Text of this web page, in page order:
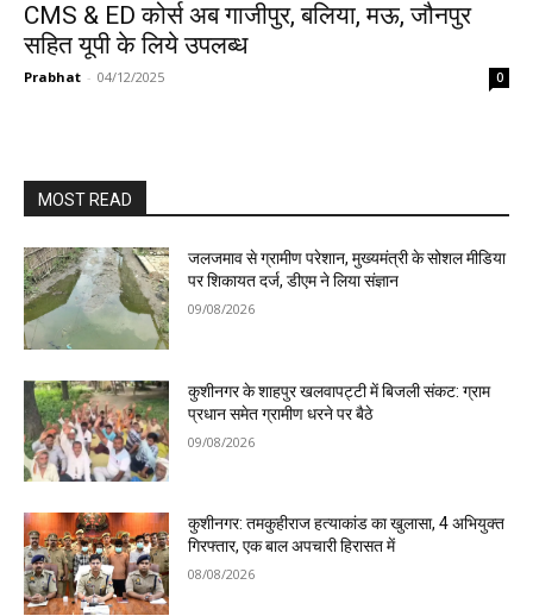
CMS & ED कोर्स अब गाजीपुर, बलिया, मऊ, जौनपुर
सहित यूपी के लिये उपलब्ध
Prabhat - 04/12/2025 0
MOST READ
जलजमाव से ग्रामीण परेशान, मुख्यमंत्री के सोशल मीडिया
पर शिकायत दर्ज, डीएम ने लिया संज्ञान
09/08/2026
कुशीनगर के शाहपुर खलवापट्टी में बिजली संकट: ग्राम
प्रधान समेत ग्रामीण धरने पर बैठे
09/08/2026
कुशीनगर: तमकुहीराज हत्याकांड का खुलासा, 4 अभियुक्त
गिरफ्तार, एक बाल अपचारी हिरासत में
08/08/2026